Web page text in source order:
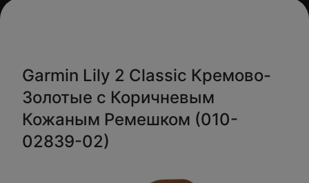
Garmin Lily 2 Classic Кремово-
Золотые с Коричневым
Кожаным Ремешком (010-
02839-02)